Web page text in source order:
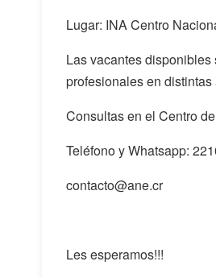
Lugar: INA Centro
Las vacantes
profesionales en
Consultas en el Centro
Teléfono y Whatsapp:
contacto@ane.cr
Les esperamos!!!